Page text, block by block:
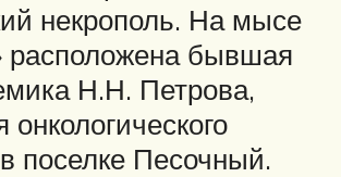
некрополь. На мысе
расположена бывшая
Н.Н. Петрова,
онкологического
поселке Песочный.